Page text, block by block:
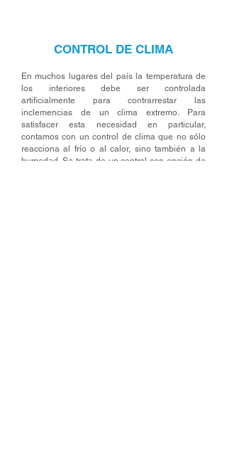
CONTROL DE CLIMA
En muchos lugares del país la temperatura de
los interiores debe ser controlada
artificialmente para contrarrestar las
inclemencias de un clima extremo. Para
satisfacer esta necesidad en particular,
contamos con un control de clima que no sólo
reacciona al frío o al calor, sino también a la
humedad. Se trata de un control con opción de